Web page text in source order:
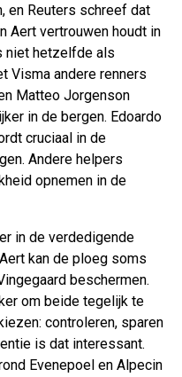
en Reuters schreef dat
Aert vertrouwen houdt in
niet hetzelfde als
Visma andere renners
Matteo Jorgenson
in de bergen. Edoardo
cruciaal in de
Andere helpers
opnemen in de
in de verdedigende
kan de ploeg soms
beschermen.
om beide tegelijk te
controleren, sparen
is dat interessant.
Evenepoel en Alpecin